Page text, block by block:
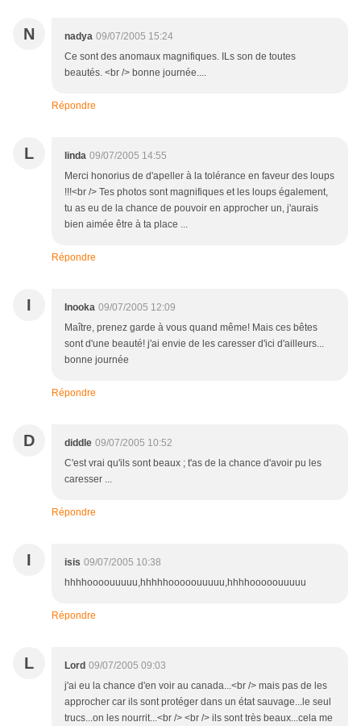
N nadya 09/07/2005 15:24
Ce sont des anomaux magnifiques. ILs son de toutes
beautés. <br /> bonne journée....
Répondre
L linda 09/07/2005 14:55
Merci honorius de d'apeller à la tolérance en faveur des loups
!!!<br /> Tes photos sont magnifiques et les loups également,
tu as eu de la chance de pouvoir en approcher un, j'aurais
bien aimée être à ta place ...
Répondre
I Inooka 09/07/2005 12:09
Maître, prenez garde à vous quand même! Mais ces bêtes
sont d'une beauté! j'ai envie de les caresser d'ici d'ailleurs...
bonne journée
Répondre
D diddle 09/07/2005 10:52
C'est vrai qu'ils sont beaux ; t'as de la chance d'avoir pu les
caresser ...
Répondre
I isis 09/07/2005 10:38
hhhhoooouuuuu,hhhhhooooouuuuu,hhhhooooouuuuu
Répondre
L Lord 09/07/2005 09:03
j'ai eu la chance d'en voir au canada...<br /> mais pas de les
approcher car ils sont protéger dans un état sauvage...le seul
trucs...on les nourrit...<br /> <br /> ils sont très beaux...cela me